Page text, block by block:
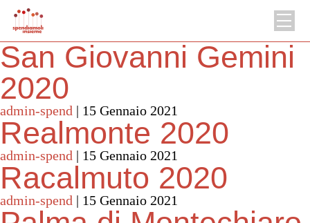
San Giovanni Gemini
2020
admin-spend | 15 Gennaio 2021
Realmonte 2020
admin-spend | 15 Gennaio 2021
Racalmuto 2020
admin-spend | 15 Gennaio 2021